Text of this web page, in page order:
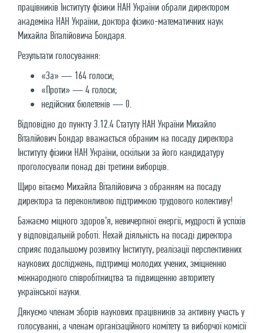
працівників Інституту фізики НАН України обрали директором
академіка НАН України, доктора фізико-математичних наук
Михайла Віталійовича Бондаря.
Результати голосування:
«За» — 164 голоси;
«Проти» — 4 голоси;
недійсних бюлетенів — 0.
Відповідно до пункту 3.12.4 Статуту НАН України Михайло
Віталійович Бондар вважається обраним на посаду директора
Інституту фізики НАН України, оскільки за його кандидатуру
проголосували понад дві третини виборців.
Щиро вітаємо Михайла Віталійовича з обранням на посаду
директора та переконливою підтримкою трудового колективу!
Бажаємо міцного здоров’я, невичерпної енергії, мудрості й успіхів
у відповідальній роботі. Нехай діяльність на посаді директора
сприяє подальшому розвитку Інституту, реалізації перспективних
наукових досліджень, підтримці молодих учених, зміцненню
міжнародного співробітництва та підвищенню авторитету
української науки.
Дякуємо членам зборів наукових працівників за активну участь у
голосуванні, а членам організаційного комітету та виборчої комісії